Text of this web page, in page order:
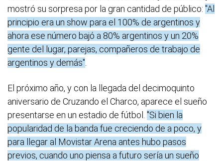
mostró su sorpresa por la gran cantidad de público: "Al
principio era un show para el 100% de argentinos y
ahora ese número bajó a 80% argentinos y un 20%
gente del lugar, parejas, compañeros de trabajo de
argentinos y demás"
El próximo año, y con la llegada del decimoquinto
aniversario de Cruzando el Charco, aparece el sueño
presentarse en un estadio de fútbol. "Si bien la
popularidad de la banda fue creciendo de a poco, y
para llegar al Movistar Arena antes hubo pasos
previos, cuando uno piensa a futuro sería un sueño